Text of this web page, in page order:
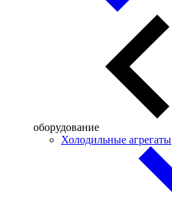
оборудование
Холодильные агрегаты